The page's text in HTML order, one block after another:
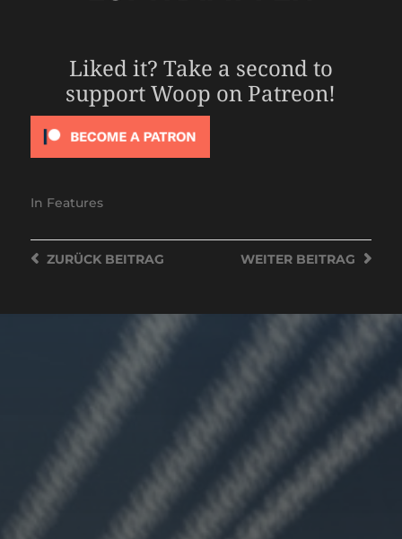
Liked it? Take a second to
support Woop on Patreon!
In Features
WEITER BEITRAG
ZURÜCKBEITRAG